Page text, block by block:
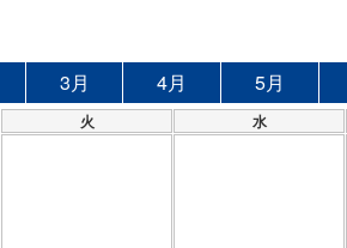
3月 4月 5月
火 水